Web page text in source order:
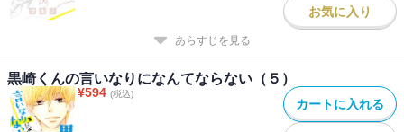
お気に入り
あらすじを見る
黒崎くんの言いなりになんてならない（５）
¥594 (税込)
カートに入れる